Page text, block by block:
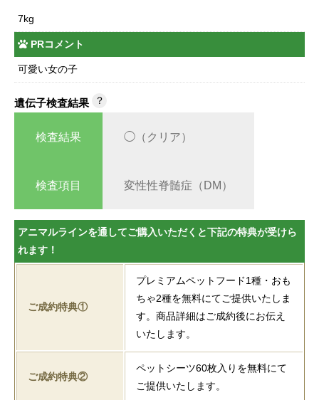
7kg
PRコメント
可愛い女の子
遺伝子検査結果 ？
検査結果 ◯（クリア）
検査項目 変性性脊髄症（DM）
アニマルラインを通してご購入いただくと下記の特典が受けら
れます！
ご成約特典①
プレミアムペットフード1種・おも
ちゃ2種を無料にてご提供いたしま
す。商品詳細はご成約後にお伝え
いたします。
ご成約特典②
ペットシーツ60枚入りを無料にて
ご提供いたします。